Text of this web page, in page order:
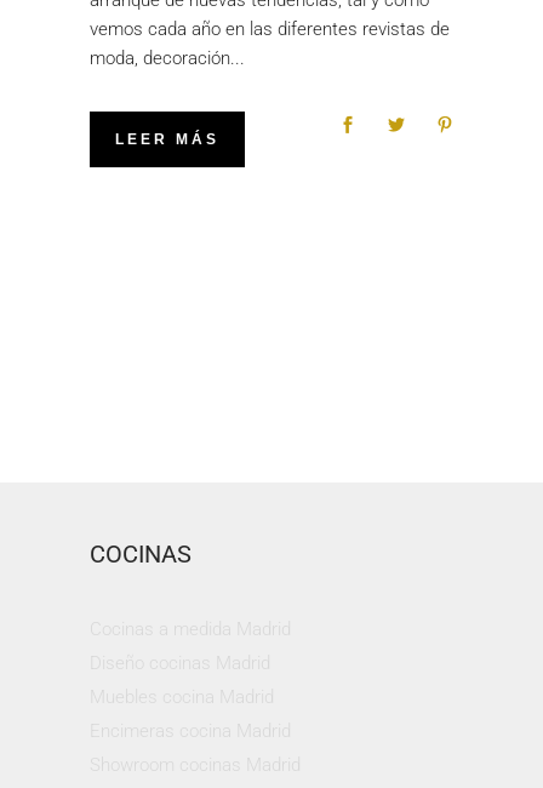
vemos cada año en las diferentes revistas de
moda, decoración
LEER MÁS
COCINAS